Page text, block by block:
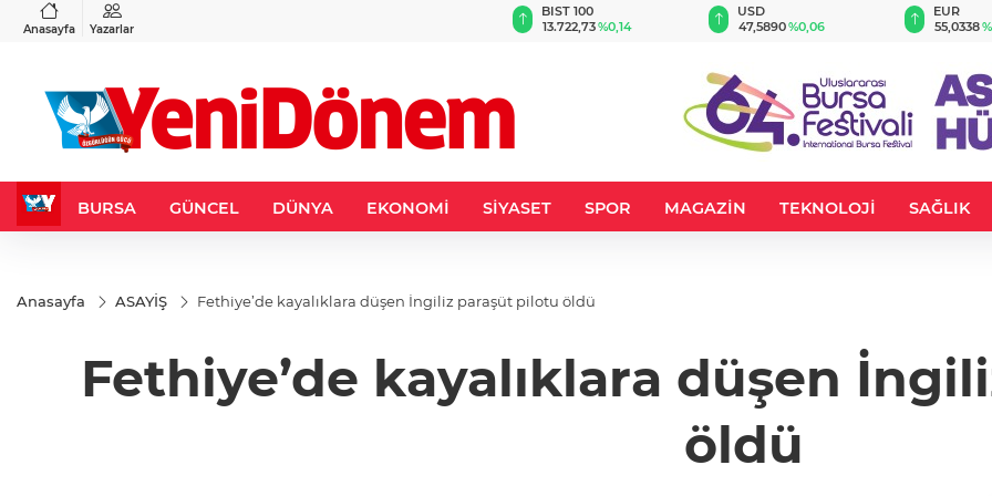
Anasayfa Yazarlar
%0,37
BIST 100
13.722,73%0,14
USD
47,5890%0,06
EUR
55,0338
BURSA GÜNCEL DÜNYA EKONOMİ SİYASET SPOR MAGAZİN TEKNOLOJİ SAĞLIK
Anasayfa ASAYİŞ Fethiye’de kayalıklara düşen İngiliz paraşüt pilotu öldü
Fethiye’de kayalıklara düşen
öldü